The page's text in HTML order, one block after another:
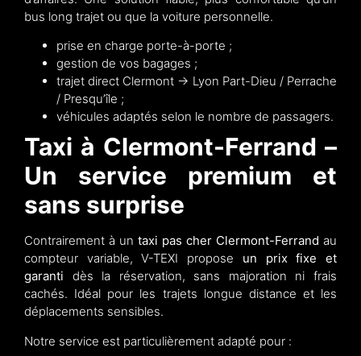
bus long trajet ou que la voiture personnelle.
prise en charge porte-à-porte ;
gestion de vos bagages ;
trajet direct Clermont → Lyon Part-Dieu / Perrache
/ Presqu’île ;
véhicules adaptés selon le nombre de passagers.
Taxi à Clermont-Ferrand –
Un service premium et
sans surprise
Contrairement à un taxi pas cher Clermont-Ferrand au
compteur variable, V-TEXI propose un prix fixe et
garanti dès la réservation, sans majoration ni frais
cachés. Idéal pour les trajets longue distance et les
déplacements sensibles.
Notre service est particulièrement adapté pour :